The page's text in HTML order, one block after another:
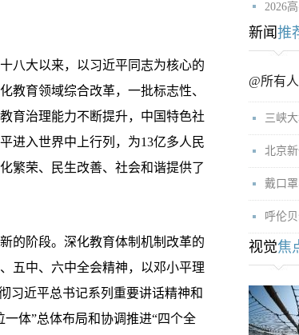
大以来，以习近平同志为核心的
教育领域综合改革，一批标志性、
育治理能力不断提升，中国特色社
进入世界中上行列，为13亿多人民
繁荣、民生改善、社会和谐提供了
阶段。深化教育体制机制改革的
五中、六中全会精神，以邓小平理
习近平总书记系列重要讲话精神和
体”总体布局和协调推进“四个全
2026
新闻 推
@所有
三峡
北京
戴口
呼伦
视觉焦